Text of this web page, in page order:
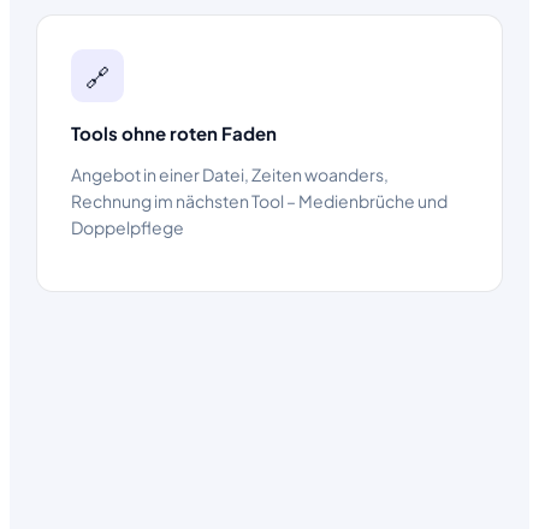
🔗
Tools ohne roten Faden
Angebot in einer Datei, Zeiten woanders,
Rechnung im nächsten Tool – Medienbrüche und
Doppelpflege